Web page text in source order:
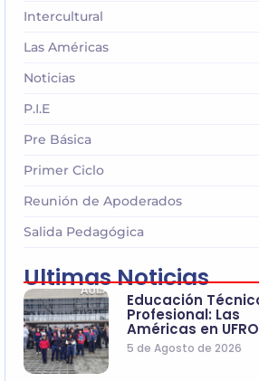
Intercultural
Las Américas
Noticias
P.I.E
Pre Básica
Primer Ciclo
Reunión de Apoderados
Salida Pedagógica
Ultimas Noticias
Educación
Profesional: Las
Américas en UFRO
5 de Agosto de 2026